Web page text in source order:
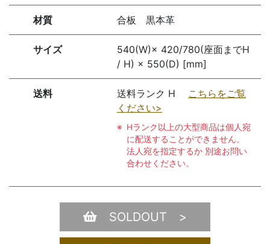
材質 合板 黒本革
サイズ
540(W)× 420/780(座面までH
/ H) × 550(D) [mm]
送料 送料ランク H こちらをご覧
ください>
Hランク以上の大型商品は個人宛
に配送することができません。
法人宛を指定するか 別途お問い
合わせください。
SOLDOUT >